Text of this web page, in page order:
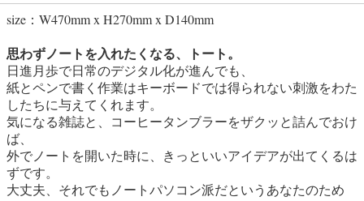
size：W470mm x H270mm x D140mm
思わずノートを入れたくなる、トート。
日進月歩で日常のデジタル化が進んでも、
紙とペンで書く作業はキーボードでは得られない刺激をわた
したちに与えてくれます。
気になる雑誌と、コーヒータンブラーをザクッと詰んでおけ
ば、
外でノートを開いた時に、きっといいアイデアが出てくるは
ずです。
大丈夫、それでもノートパソコン派だというあなたのため